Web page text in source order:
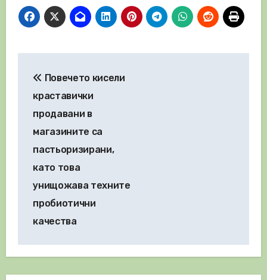
Повечето кисели
краставички
продавани в
магазините са
пастьоризирани,
като това
унищожава техните
пробиотични
качества